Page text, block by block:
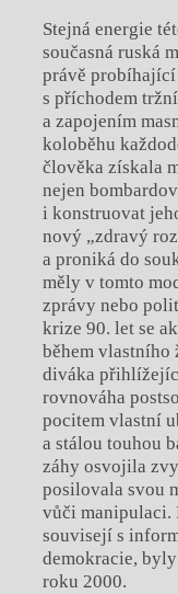
Stejná energie
současná ruská
právě
s příchodem
a zapojením
koloběhu
člověka získala
nejen
i konstruovat
nový „zdravý
a proniká do
měly v tomto
zprávy nebo
krize 90. let se
během
diváka
rovnováha
pocitem vlastní
a stálou touhou
záhy osvojila
posilovala svou
vůči
souvisejí s
demokracie,
roku 2000.